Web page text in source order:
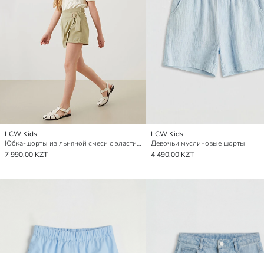
LCW Kids
Юбка-шорты из льняной смеси с эластичным поясом для девочек
7 990,00 KZT
LCW Kids
Девочьи муслиновые шорты
4 490,00 KZT